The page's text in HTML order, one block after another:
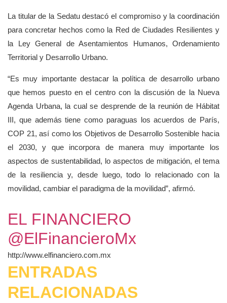
La titular de la Sedatu destacó el compromiso y la coordinación
para concretar hechos como la Red de Ciudades Resilientes y
la Ley General de Asentamientos Humanos, Ordenamiento
Territorial y Desarrollo Urbano.
“Es muy importante destacar la política de desarrollo urbano
que hemos puesto en el centro con la discusión de la Nueva
Agenda Urbana, la cual se desprende de la reunión de Hábitat
III, que además tiene como paraguas los acuerdos de París,
COP 21, así como los Objetivos de Desarrollo Sostenible hacia
el 2030, y que incorpora de manera muy importante los
aspectos de sustentabilidad, lo aspectos de mitigación, el tema
de la resiliencia y, desde luego, todo lo relacionado con la
movilidad, cambiar el paradigma de la movilidad”, afirmó.
EL FINANCIERO
@ElFinancieroMx
http://www.elfinanciero.com.mx
ENTRADAS
RELACIONADAS